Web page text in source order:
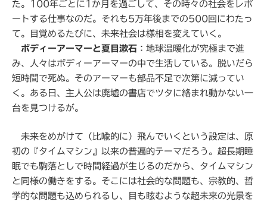
た。100年ごとに1か月を過ごして、その時々の社会をレポ
ートする仕事なのだ。それも5万年後までの500回にわたっ
て。目覚めるたびに、未来社会は様相を変えていく。
ボディーアーマーと夏目漱石 ：地球温暖化が究極まで進
み、人々はボディーアーマーの中で生活している。脱いだら
短時間で死ぬ。そのアーマーも部品不足で次第に減ってい
く。ある日、主人公は廃墟の書店でツタに絡まれ動かない一
台を見つけるが。
未来をめがけて（比喩的に）飛んでいくという設定は、原
初の『タイムマシン』以来の普遍的テーマだろう。超長期睡
眠でも駒落としで時間経過が生じるのだから、タイムマシン
と同様の働きをする。そこには社会的な問題も、宗教的、哲
学的な問題も込められるし、目も眩むような超未来の光景を